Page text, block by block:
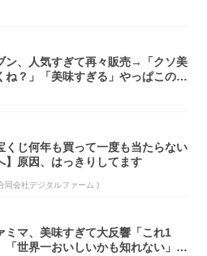
ン、人気すぎて再々販売→「クソ美
ね？」「美味すぎる」やっぱこのク
くじ何年も買って一度も当たらない
】原因、はっきりしてます
同会社デジタルファーム )
ミマ、美味すぎて大反響「これ1
「世界一おいしいかも知れない」